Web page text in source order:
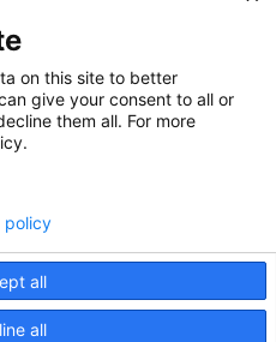
per
on this site to better
give your consent to all or
them all. For more
all
all
policy